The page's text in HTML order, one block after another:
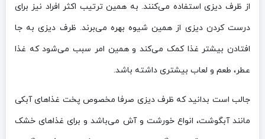
از ظرف دیزی استفاده می‌‌کنند. به همین ترتیب اکثر افراد نیز برای
درست کردن دیزی از همین شیوه بهره می‌‌برند. ظرف دیزی به جا
افتادن بیشتر غذا کمک می‌‌کند و همین امر سبب می‌‌شود که غذا
عطر، طعم و لعاب بیشتری داشته باشد.
جالب است بدانید که ظرف دیزی صرفا مخصوص پخت غذاهای آبکی
مانند آبگوشت، انواع خورشت و آش می‌‌باشد و برای غذاهای خشک